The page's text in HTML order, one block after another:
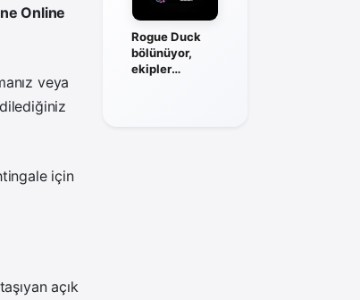
Online
veya
için
açık
Rogue Duck
bölünüyor,
ekipler